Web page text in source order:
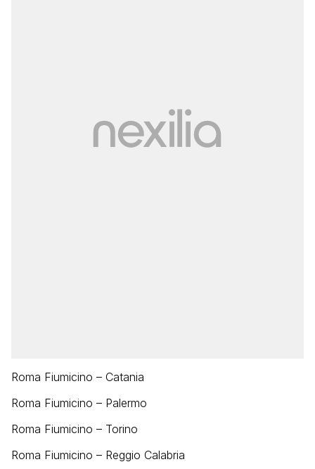
Roma Fiumicino – Catania
Roma Fiumicino – Palermo
Roma Fiumicino – Torino
Roma Fiumicino – Reggio Calabria